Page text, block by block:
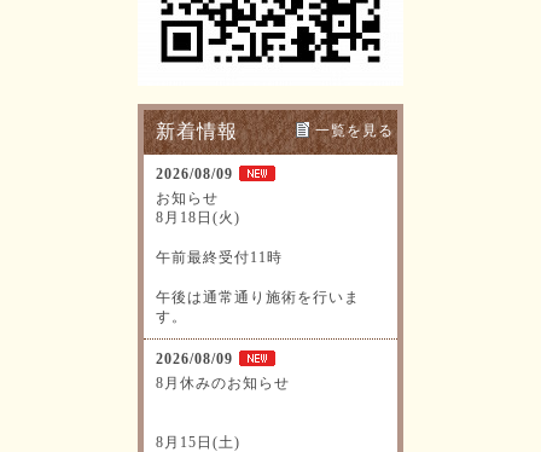
新着情報 一覧を見る
2026/08/09
お知らせ
8月18日(火)
午前最終受付11時
午後は通常通り施術を行いま
す。
2026/08/09
8月休みのお知らせ
8月15日(土)